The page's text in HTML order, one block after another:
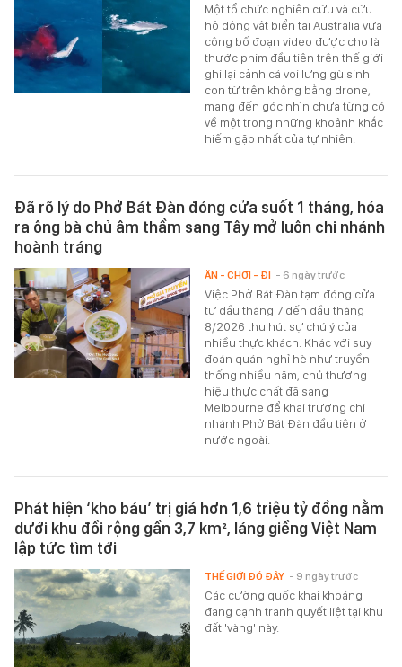
Một tổ chức nghiên cứu và cứu
hộ động vật biển tại Australia vừa
công bố đoạn video được cho là
thước phim đầu tiên trên thế giới
ghi lại cảnh cá voi lưng gù sinh
con từ trên không bằng drone,
mang đến góc nhìn chưa từng có
về một trong những khoảnh khắc
hiếm gặp nhất của tự nhiên.
Đã rõ lý do Phở Bát Đàn đóng cửa suốt 1 tháng, hóa
ra ông bà chủ âm thầm sang Tây mở luôn chi nhánh
hoành tráng
Việc Phở Bát Đàn tạm đóng cửa
từ đầu tháng 7 đến đầu tháng
8/2026 thu hút sự chú ý của
nhiều thực khách. Khác với suy
đoán quán nghỉ hè như truyền
thống nhiều năm, chủ thương
hiệu thực chất đã sang
Melbourne để khai trương chi
nhánh Phở Bát Đàn đầu tiên ở
nước ngoài.
ĂN - CHƠI - ĐI - 6 ngày trước
Phát hiện ‘kho báu’ trị giá hơn 1,6 triệu tỷ đồng nằm
dưới khu đồi rộng gần 3,7 km², láng giềng Việt Nam
lập tức tìm tới
Các cường quốc khai khoáng
đang cạnh tranh quyết liệt tại khu
đất 'vàng' này.
THẾ GIỚI ĐÓ ĐÂY - 9 ngày trước